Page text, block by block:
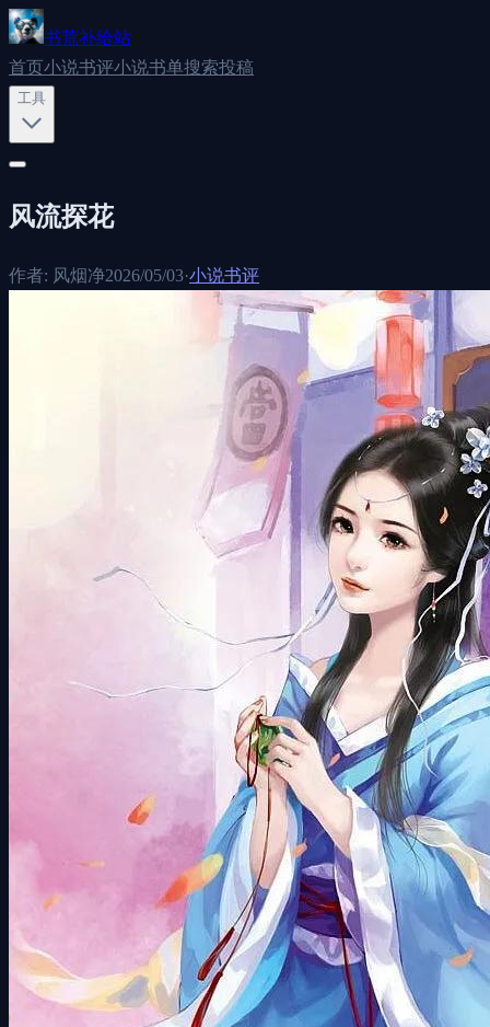
书荒补给站
首页小说书评小说书单搜索投稿
工具
风流探花
作者: 风烟净2026/05/03·小说书评